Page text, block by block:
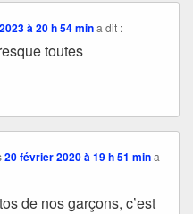
à 20 h 54 min a dit :
toutes
20 février 2020 à 19 h 51 min a
de nos garçons, c’est